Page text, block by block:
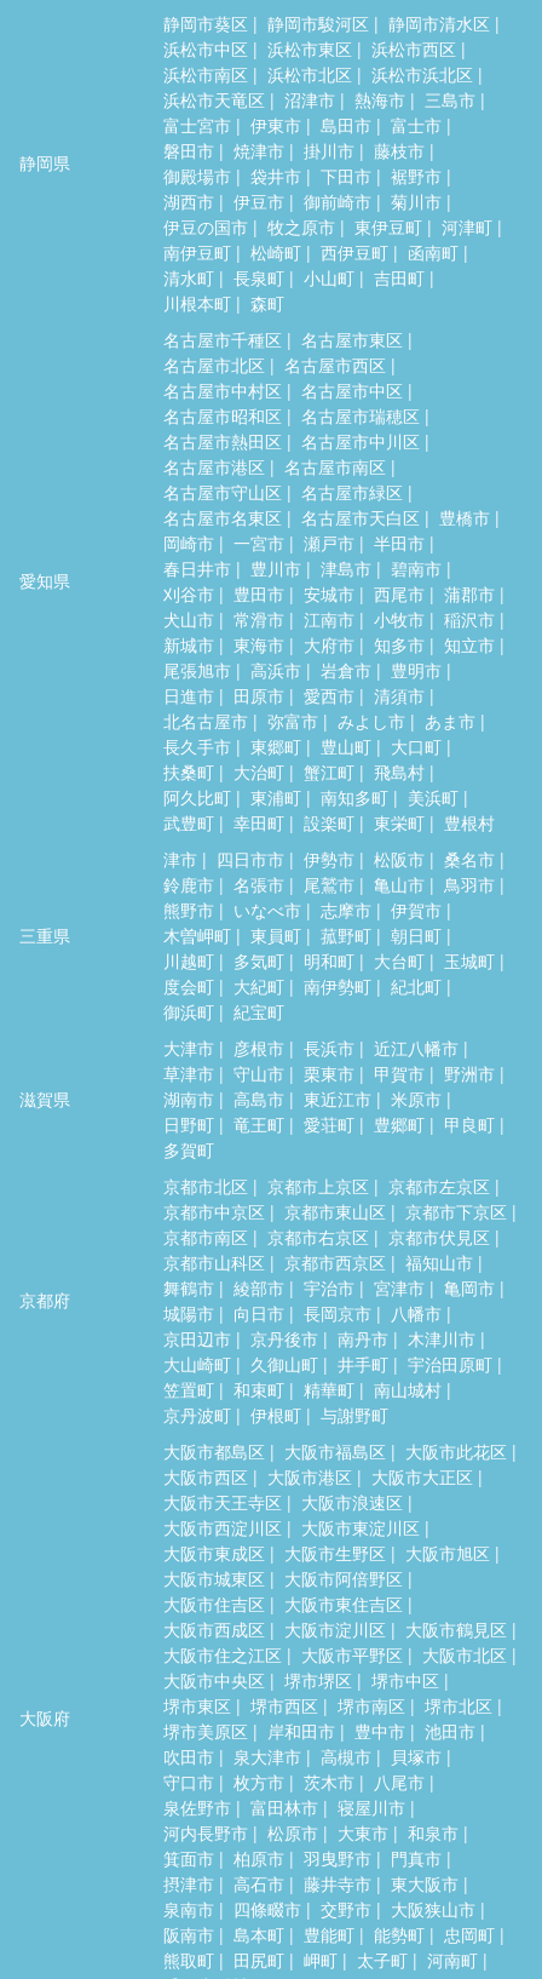
静岡県
静岡市葵区 静岡市駿河区
静岡市清水区
浜松市中区
浜松市東区
浜松市西区
浜松市南区
浜松市北区
浜松市浜北区
浜松市天竜区
沼津市 熱海市
三島市
富士宮市
伊東市 島田市
富士市
磐田市
焼津市 掛川市
藤枝市
御殿場市
袋井市 下田市
裾野市
湖西市
伊豆市 御前崎市
菊川市
伊豆の国市
牧之原市 東伊豆町
河津町
南伊豆町
松崎町 西伊豆町
函南町
清水町
長泉町 小山町
吉田町
川根本町
森町
愛知県
名古屋市千種区
名古屋市東区
名古屋市北区
名古屋市西区
名古屋市中村区
名古屋市中区
名古屋市昭和区
名古屋市瑞穂区
名古屋市熱田区
名古屋市中川区
名古屋市港区
名古屋市南区
名古屋市守山区
名古屋市緑区
名古屋市名東区
名古屋市天白区
豊橋市
岡崎市
一宮市 瀬戸市
半田市
春日井市
豊川市 津島市
碧南市
刈谷市
豊田市 安城市 西尾市
蒲郡市
犬山市
常滑市 江南市 小牧市
稲沢市
新城市
東海市 大府市 知多市
知立市
尾張旭市
高浜市 岩倉市
豊明市
日進市
田原市 愛西市
清須市
北名古屋市
弥富市 みよし市
あま市
長久手市
東郷町 豊山町
大口町
扶桑町
大治町 蟹江町
飛島村
阿久比町
東浦町 南知多町
美浜町
武豊町
幸田町 設楽町 東栄町 豊根村
三重県
津市 四日市市 伊勢市 松阪市
桑名市
鈴鹿市
名張市 尾鷲市 亀山市
鳥羽市
熊野市
いなべ市 志摩市
伊賀市
木曽岬町
東員町 菰野町
朝日町
川越町
多気町 明和町 大台町
玉城町
度会町
大紀町 南伊勢町
紀北町
御浜町
紀宝町
滋賀県
大津市 彦根市 長浜市
近江八幡市
草津市
守山市 栗東市 甲賀市
野洲市
湖南市
高島市 東近江市
米原市
日野町
竜王町 愛荘町 豊郷町
甲良町
多賀町
京都府
京都市北区 京都市上京区
京都市左京区
京都市中京区
京都市東山区
京都市下京区
京都市南区
京都市右京区
京都市伏見区
京都市山科区
京都市西京区
福知山市
舞鶴市
綾部市 宇治市 宮津市
亀岡市
城陽市
向日市 長岡京市
八幡市
京田辺市
京丹後市 南丹市
木津川市
大山崎町
久御山町 井手町
宇治田原町
笠置町
和束町 精華町
南山城村
京丹波町
伊根町 与謝野町
大阪府
大阪市都島区 大阪市福島区
大阪市此花区
大阪市西区
大阪市港区
大阪市大正区
大阪市天王寺区
大阪市浪速区
大阪市西淀川区
大阪市東淀川区
大阪市東成区
大阪市生野区
大阪市旭区
大阪市城東区
大阪市阿倍野区
大阪市住吉区
大阪市東住吉区
大阪市西成区
大阪市淀川区
大阪市鶴見区
大阪市住之江区
大阪市平野区
大阪市北区
大阪市中央区
堺市堺区
堺市中区
堺市東区
堺市西区 堺市南区
堺市北区
堺市美原区
岸和田市 豊中市
池田市
吹田市
泉大津市 高槻市
貝塚市
守口市
枚方市 茨木市
八尾市
泉佐野市
富田林市
寝屋川市
河内長野市
松原市 大東市
和泉市
箕面市
柏原市 羽曳野市
門真市
摂津市
高石市 藤井寺市
東大阪市
泉南市
四條畷市 交野市
大阪狭山市
阪南市
島本町 豊能町 能勢町
忠岡町
熊取町
田尻町 岬町 太子町
河南町